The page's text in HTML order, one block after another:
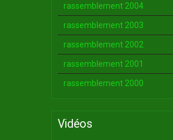
rassemblement 2004
rassemblement 2003
rassemblement 2002
rassemblement 2001
rassemblement 2000
Vidéos